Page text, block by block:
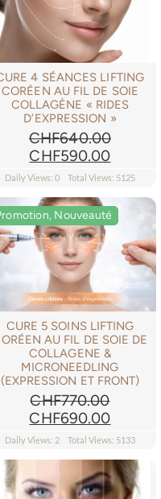
4 SÉANCES LIFTING
CORÉEN AU FIL DE SOIE
COLLAGÈNE « RIDES
D’EXPRESSION »
CHF640.00
Le
prix
était :
CHF640.00.
CHF590.00Le
prix
est :
Daily Views: 0 Total Views: 5125
Nouveauté
Nouveauté
CURE 5 SOINS LIFTING
AU FIL DE SOIE DE
COLLAGENE &
MICRONEEDLING
(EXPRESSION ET FRONT)
CHF770.00
Le
prix
CHF770.00.
CHF690.00Le
prix
est :
Daily Views: 2 Total Views: 5133